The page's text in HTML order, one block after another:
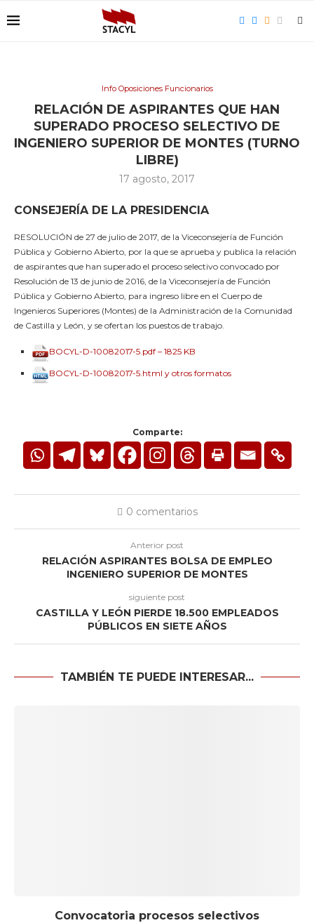
Info Oposiciones Funcionarios
RELACIÓN DE ASPIRANTES QUE HAN
SUPERADO PROCESO SELECTIVO DE
INGENIERO SUPERIOR DE MONTES (TURNO
LIBRE)
17 agosto, 2017
CONSEJERÍA DE LA PRESIDENCIA
RESOLUCIÓN de 27 de julio de 2017, de la Viceconsejería de Función
Pública y Gobierno Abierto, por la que se aprueba y publica la relación
de aspirantes que han superado el proceso selectivo convocado por
Resolución de 13 de junio de 2016, de la Viceconsejería de Función
Pública y Gobierno Abierto, para ingreso libre en el Cuerpo de
Ingenieros Superiores (Montes) de la Administración de la Comunidad
de Castilla y León, y se ofertan los puestos de trabajo.
BOCYL-D-10082017-5.pdf – 1825 KB
BOCYL-D-10082017-5.html y otros formatos
Comparte:
0 comentarios
Anterior post
RELACIÓN ASPIRANTES BOLSA DE EMPLEO
INGENIERO SUPERIOR DE MONTES
siguiente post
CASTILLA Y LEÓN PIERDE 18.500 EMPLEADOS
PÚBLICOS EN SIETE AÑOS
TAMBIÉN TE PUEDE INTERESAR...
Convocatoria procesos selectivos